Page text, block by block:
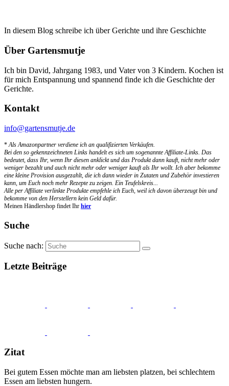
In diesem Blog schreibe ich über Gerichte und ihre Geschichte
Über Gartensmutje
Ich bin David, Jahrgang 1983, und Vater von 3 Kindern. Kochen ist
für mich Entspannung und spannend finde ich die Geschichte der
Gerichte.
Kontakt
info@gartensmutje.de
*Als Amazonpartner verdiene ich an qualifizierten Verkäufen.
Bei den so gekennzeichneten Links handelt es sich um sogenannte Affiliate-Links. Das
bedeutet, dass Ihr, wenn Ihr diesen anklickt und das Produkt dann kauft, nicht mehr oder
weniger bezahlt und auch nicht mehr oder weniger kauft als Ihr wollt. Ich aber bekomme
eine kleine Provision ausgezahlt, die ich dann wieder in Zutaten und Zubehör investieren
kann, um Euch noch mehr Rezepte zu zeigen. Ein Teufelskreis...
Alle per Affiliate verlinkte Produkte empfehle ich Euch, weil ich davon überzeugt bin und
bekomme von den Herstellern kein Geld dafür.
Meinen Händlershop findet Ihr hier
Suche
Suche nach:
Letzte Beiträge
Zitat
Bei gutem Essen möchte man am liebsten platzen, bei schlechtem
Essen am liebsten hungern.